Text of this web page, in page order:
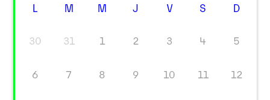
L M M J V S D
30 31 1 2 3 4 5
6 7 8 9 10 11 12